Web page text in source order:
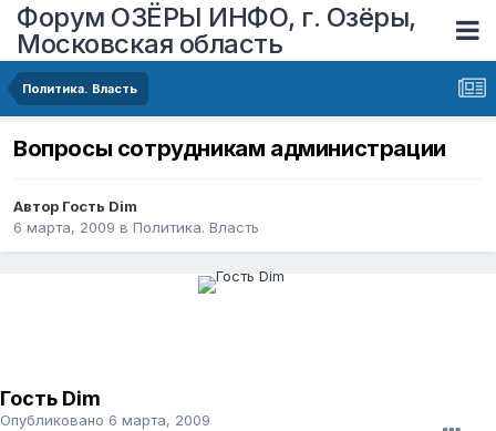
Форум ОЗЁРЫ ИНФО, г. Озёры,
Московская область
Политика. Власть
Вопросы сотрудникам администрации
Автор Гость Dim
6 марта, 2009 в Политика. Власть
Гость Dim
Опубликовано 6 марта, 2009